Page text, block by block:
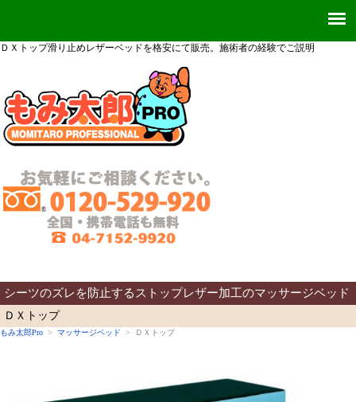
ＤＸトップ滑り止めレザーベッドを格安にて販売。施術者の経験でご説明
シーツのズレを防止するストップレザー加工のマッサージベッド
ＤＸトップ
もみ太郎Pro > マッサージベッド > ＤＸトップ